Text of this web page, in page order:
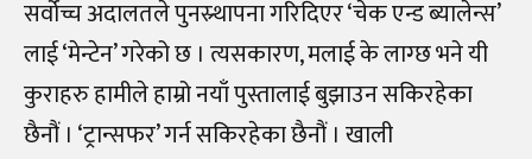
सर्वोच्च अदालतले पुनस्र्थापना गरिदिएर ‘चेक एन्ड ब्यालेन्स’
लाई ‘मेन्टेन’ गरेको छ । त्यसकारण, मलाई के लाग्छ भने यी
कुराहरु हामीले हाम्रो नयाँ पुस्तालाई बुझाउन सकिरहेका
छैनौं । ‘ट्रान्सफर’ गर्न सकिरहेका छैनौं । खाली